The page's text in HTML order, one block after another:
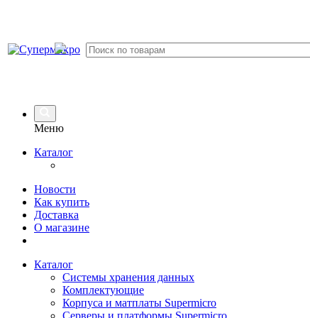
Меню
Каталог
Новости
Как купить
Доставка
О магазине
Каталог
Системы хранения данных
Комплектующие
Корпуса и матплаты Supermicro
Серверы и платформы Supermicro